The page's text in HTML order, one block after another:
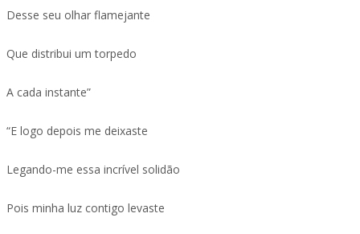
Desse seu olhar flamejante
Que distribui um torpedo
A cada instante”
“E logo depois me deixaste
Legando-me essa incrível solidão
Pois minha luz contigo levaste